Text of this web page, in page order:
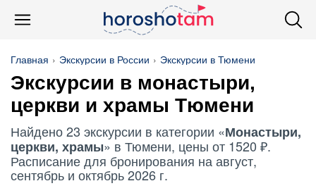
Главная Экскурсии в России Экскурсии в Тюмени
Экскурсии в монастыри,
церкви и храмы Тюмени
Найдено 23 экскурсии в категории «Монастыри,
церкви, храмы» в Тюмени, цены от 1520 ₽.
Расписание для бронирования на август,
сентябрь и октябрь 2026 г.